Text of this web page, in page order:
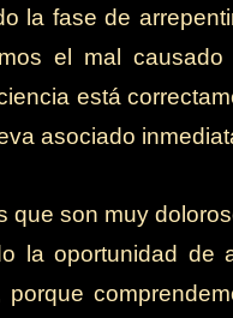
la fase de
el mal
está
asociado
que son muy
la oportunidad
porque